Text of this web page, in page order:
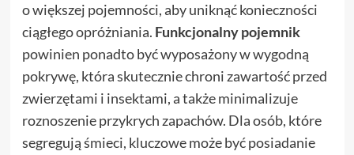
o większej pojemności, aby uniknąć konieczności
ciągłego opróżniania. Funkcjonalny pojemnik
powinien ponadto być wyposażony w wygodną
pokrywę, która skutecznie chroni zawartość przed
zwierzętami i insektami, a także minimalizuje
roznoszenie przykrych zapachów. Dla osób, które
segregują śmieci, kluczowe może być posiadanie